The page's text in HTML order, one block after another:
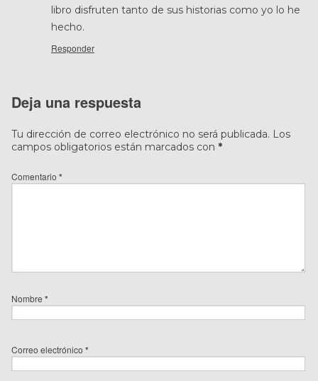
libro disfruten tanto de sus historias como yo lo he
hecho.
Responder
Deja una respuesta
Tu dirección de correo electrónico no será publicada. Los
campos obligatorios están marcados con *
Comentario *
Nombre *
Correo electrónico *